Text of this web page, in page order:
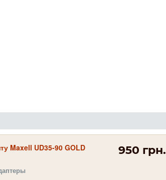
Maxell UD35-90 GOLD 950 грн.